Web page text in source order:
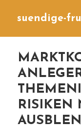
suendige-
RISIKEN